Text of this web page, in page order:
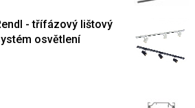
- třífázový lištový
osvětlení